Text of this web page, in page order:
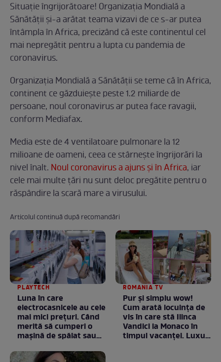
Situație îngrijorătoare! Organizația Mondială a
Sănătății și-a arătat teama vizavi de ce s-ar putea
întâmpla în Africa, precizând că este continentul cel
mai nepregătit pentru a lupta cu pandemia de
coronavirus.
Organizația Mondială a Sănătății se teme că în Africa,
continent ce găzduiește peste 1.2 miliarde de
persoane, noul coronavirus ar putea face ravagii,
conform Mediafax.
Media este de 4 ventilatoare pulmonare la 12
milioane de oameni, ceea ce stârnește îngrijorări la
nivel înalt. Noul coronavirus a ajuns și în Africa, iar
cele mai multe țări nu sunt deloc pregătite pentru o
răspândire la scară mare a virusului.
Articolul continuă după recomandări
PLAYTECH
Luna în care
electrocasnicele au cele
mai mici prețuri. Când
merită să cumperi o
mașină de spălat sau
ROMANIA TV
Pur și simplu wow!
Cum arată locuința de
vis în care stă Ilinca
Vandici la Monaco în
timpul vacanței. Luxul